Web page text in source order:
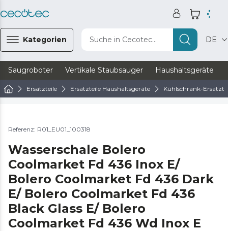
Kategorien Suche in Cecotec... DE
Saugroboter Vertikale Staubsauger Haushaltsgeräte
Ersatzteile Ersatzteile Haushaltsgeräte Kühlschrank-
Referenz: R01_EU01_100318
Wasserschale Bolero
Coolmarket Fd 436 Inox E/
Bolero Coolmarket Fd 436 Dark
E/ Bolero Coolmarket Fd 436
Black Glass E/ Bolero
Coolmarket Fd 436 Wd Inox E